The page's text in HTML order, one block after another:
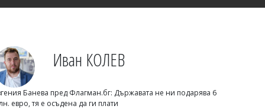
Иван КОЛЕВ
Банева пред Флагман.бг: Държавата не ни подарява 6
евро, тя е осъдена да ги плати